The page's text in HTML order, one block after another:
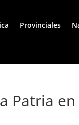
Provinciales
Patria